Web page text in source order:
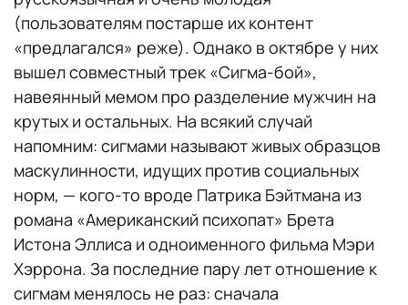
(пользователям постарше их контент
«предлагался» реже). Однако в октябре у них
вышел совместный трек «Сигма-бой»,
навеянный мемом про разделение мужчин на
крутых и остальных. На всякий случай
напомним: сигмами называют живых образцов
маскулинности, идущих против социальных
норм, — кого-то вроде Патрика Бэйтмана из
романа «Американский психопат» Брета
Истона Эллиса и одноименного фильма Мэри
Хэррона. За последние пару лет отношение к
сигмам менялось не раз: сначала